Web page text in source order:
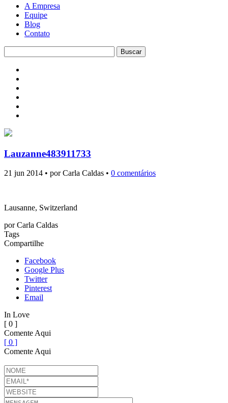
A Empresa
Equipe
Blog
Contato
Lauzanne483911733
21 jun 2014 • por Carla Caldas • 0 comentários
Lausanne, Switzerland
porCarla Caldas
Tags
Compartilhe
Facebook
Google Plus
Twitter
Pinterest
Email
In Love
[ 0 ]
Comente Aqui
[ 0 ]
Comente Aqui